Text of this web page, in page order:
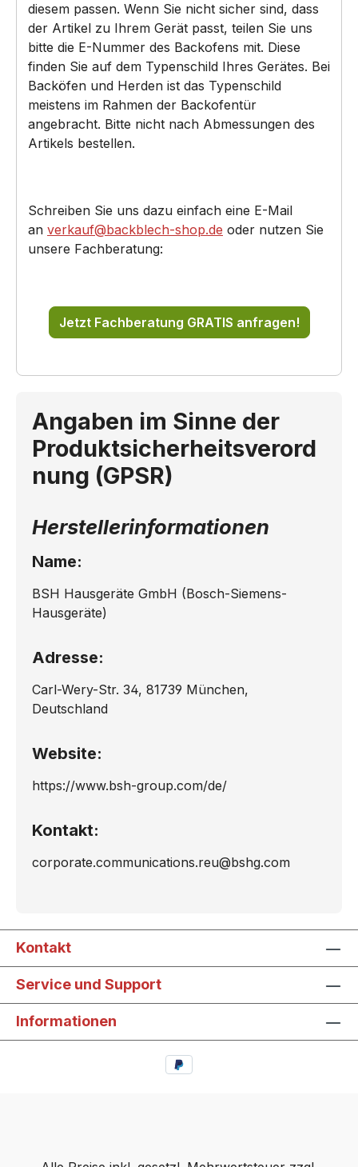
diesem passen. Wenn Sie nicht sicher sind, dass
der Artikel zu Ihrem Gerät passt, teilen Sie uns
bitte die E-Nummer des Backofens mit. Diese
finden Sie auf dem Typenschild Ihres Gerätes. Bei
Backöfen und Herden ist das Typenschild
meistens im Rahmen der Backofentür
angebracht. Bitte nicht nach Abmessungen des
Artikels bestellen.
Schreiben Sie uns dazu einfach eine E-Mail
an verkauf@backblech-shop.de oder nutzen Sie
unsere Fachberatung:
Jetzt Fachberatung GRATIS anfragen!
Angaben im Sinne der
Produktsicherheitsverord
nung (GPSR)
Herstellerinformationen
Name:
BSH Hausgeräte GmbH (Bosch-Siemens-
Hausgeräte)
Adresse:
Carl-Wery-Str. 34, 81739 München,
Deutschland
Website:
https://www.bsh-group.com/de/
Kontakt:
corporate.communications.reu@bshg.com
Kontakt
Service und Support
Informationen